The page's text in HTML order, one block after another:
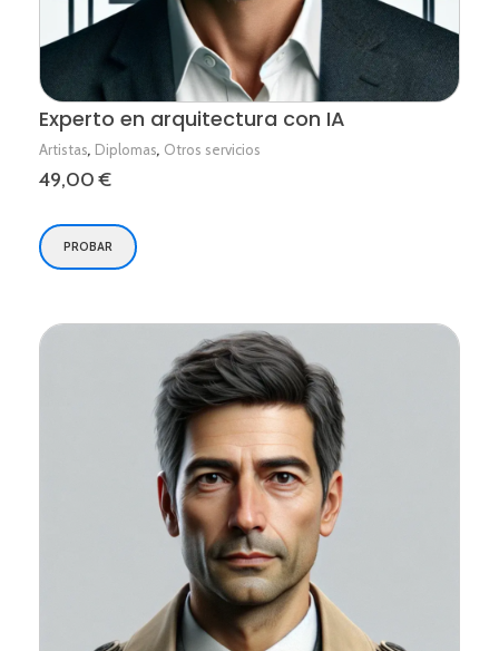
Experto en arquitectura con IA
Artistas, Diplomas, Otros servicios
49,00€
PROBAR